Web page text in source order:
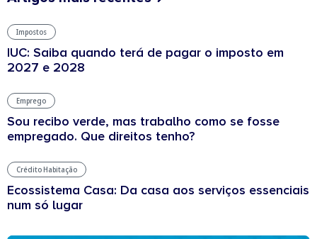
Impostos
IUC: Saiba quando terá de pagar o imposto em
2027 e 2028
Emprego
Sou recibo verde, mas trabalho como se fosse
empregado. Que direitos tenho?
Crédito Habitação
Ecossistema Casa: Da casa aos serviços essenciais
num só lugar